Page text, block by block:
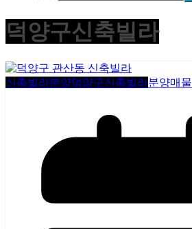
덕양구신축빌라
신축빌라분양덕양구신축빌라분양매물